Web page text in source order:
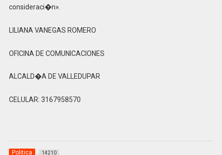
consideraci�n».
LILIANA VANEGAS ROMERO
OFICINA DE COMUNICACIONES
ALCALD�A DE VALLEDUPAR
CELULAR: 3167958570
Politica 14210